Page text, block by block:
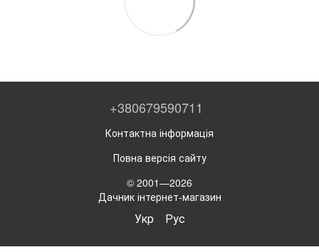
+380679590711
Контактна інформація
Повна версія сайту
© 2001—2026
Дачник інтернет-магазин
Укр Рус